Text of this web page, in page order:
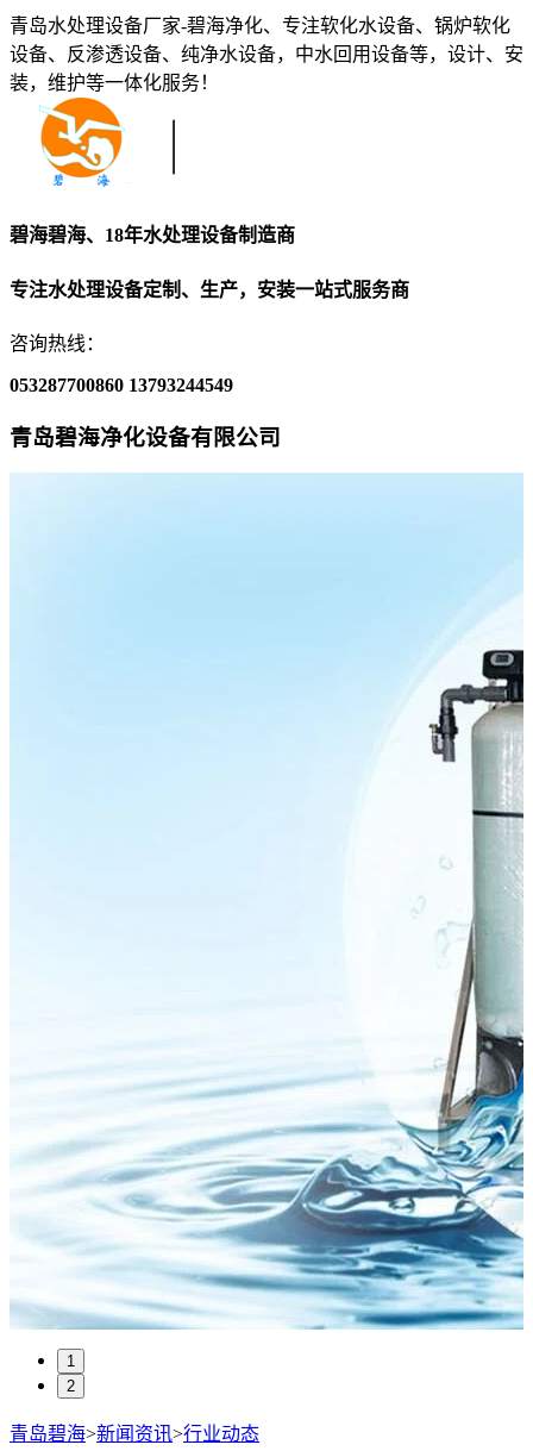
青岛水处理设备厂家-碧海净化、专注软化水设备、锅炉软化
设备、反渗透设备、纯净水设备，中水回用设备等，设计、安
装，维护等一体化服务！
碧海碧海、18年水处理设备制造商
专注水处理设备定制、生产，安装一站式服务商
咨询热线：
053287700860 13793244549
青岛碧海净化设备有限公司
1
2
青岛碧海>新闻资讯>行业动态